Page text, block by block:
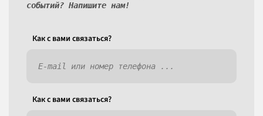
событий? Напишите нам!
Как c вами связаться?
Как c вами связаться?